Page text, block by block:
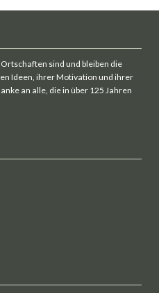
sind und bleiben die
Ideen, ihrer Motivation und ihrer
an alle, die in über 125 Jahren